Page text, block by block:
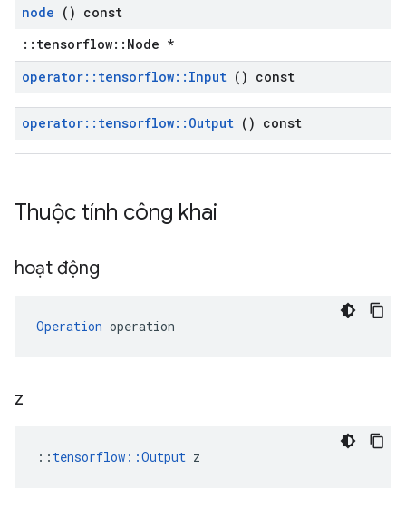
node () const
::tensorflow::Node *
operator:: tensorflow:: Input () const
operator:: tensorflow:: Output () const
Thuộc tính công khai
hoạt động
Operation operation
z
:: tensorflow::Output z